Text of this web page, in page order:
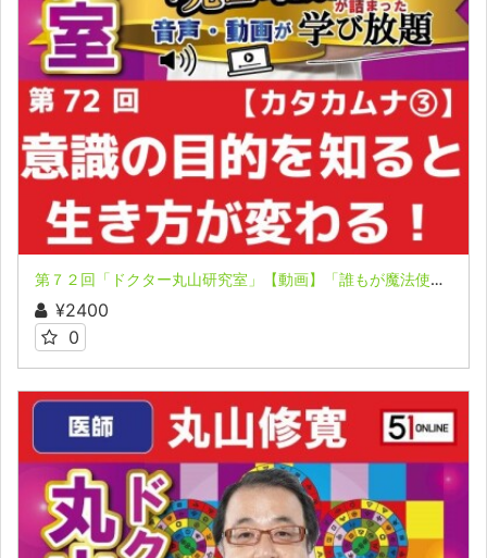
第７２回「ドクター丸山研究室」【動画】「誰もが魔法使い！」「言霊は時空間を動かす力！」
¥2400
0